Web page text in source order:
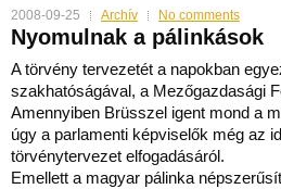
2008-09-25 Archív No comments
Nyomulnak a pálinkások
A törvény tervezetét a napokban
szakhatóságával, a Mezőgazdasági
Amennyiben Brüsszel igent mond a
úgy a parlamenti képviselők még az
törvénytervezet elfogadásáról.
Emellett a magyar pálinka